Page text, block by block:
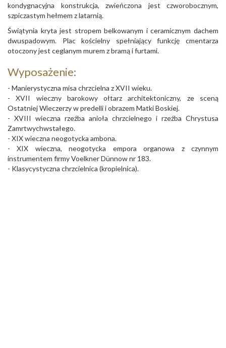
kondygnacyjna konstrukcja, zwieńczona jest czworobocznym,
szpiczastym hełmem z latarnią.
Świątynia kryta jest stropem belkowanym i ceramicznym dachem
dwuspadowym. Plac kościelny spełniający funkcję cmentarza
otoczony jest ceglanym murem z bramą i furtami.
Wyposażenie:
- Manierystyczna misa chrzcielna z XVII wieku.
- XVII wieczny barokowy ołtarz architektoniczny, ze sceną
Ostatniej Wieczerzy w predelli i obrazem Matki Boskiej.
- XVIII wieczna rzeźba anioła chrzcielnego i rzeźba Chrystusa
Zamrtwychwstałego.
- XIX wieczna neogotycka ambona.
- XIX wieczna, neogotycka empora organowa z czynnym
instrumentem firmy Voelkner Dünnow nr 183.
- Klasycystyczna chrzcielnica (kropielnica).